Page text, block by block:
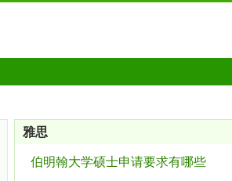
雅思
伯明翰大学硕士申请要求有哪些